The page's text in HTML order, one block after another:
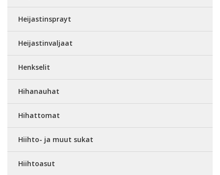
Heijastinsprayt
Heijastinvaljaat
Henkselit
Hihanauhat
Hihattomat
Hiihto- ja muut sukat
Hiihtoasut